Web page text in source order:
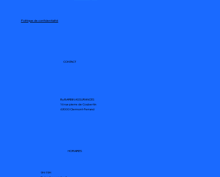
CONTACT
By BARBIN ASSURANCES
16 rue pierre de Coubertin
63000 Clermont-Ferrand
Politique de confidentialité
HORAIRES
9H-19H